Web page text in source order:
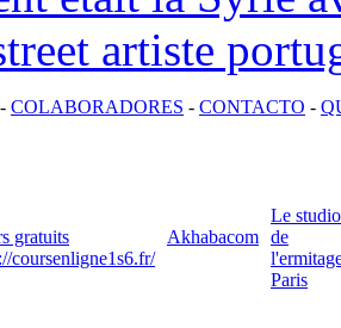
artiste
- COLABORADORES - CONTACTO -
gratuits
coursenligne1s6.fr/
Akhabacom
Le studio
de
Paris